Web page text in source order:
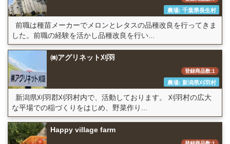
農場: 千葉県長生村
前職は種苗メーカーでメロンとレタスの品種改良を行ってきま
した。前職の経験を活かし品種改良を行い...
㈱アグリネット刈羽
登録商品数:1
農場: 新潟県刈羽村
新潟県刈羽郡刈羽村内で、活動しております。 刈羽村の広大
な平場での稲づくりをはじめ、野菜作り...
Happy village farm